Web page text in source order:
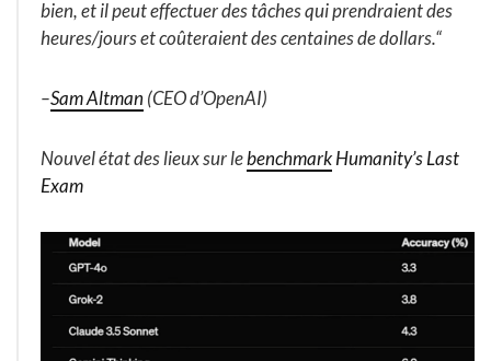
bien, et il peut effectuer des tâches qui prendraient des
heures/jours et coûteraient des centaines de dollars.“
–Sam Altman(CEO d’OpenAI)
Nouvel état des lieux sur lebenchmarkHumanity’s Last
Exam